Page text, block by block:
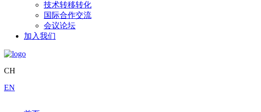
技术转移转化
国际合作交流
会议论坛
加入我们
CH
EN